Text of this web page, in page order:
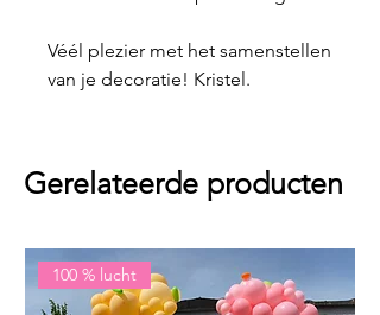
Véél plezier met het samenstellen
van je decoratie! Kristel.
Gerelateerde producten
100 % lucht